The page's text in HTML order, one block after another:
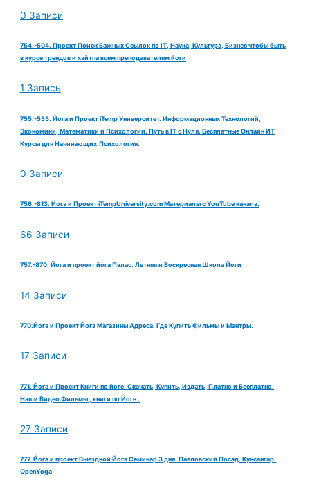
0 Записи
754.-504. Проект Поиск Важных Ссылок по IT, Наука, Культура, Бизнес чтобы быть
в курсе трендов и хайтпа всем преподавателям йоги
1 Запись
755.-555. Йога и Проект iTemp Университет. Информационных Технологий,
Экономики, Математики и Психологии. Путь в IT с Нуля. Бесплатные Онлайн ИТ
Курсы для Начинающих.Психология.
0 Записи
756.-813. Йога и Проект iTempUniversity.com Материалы с YouTube канала.
66 Записи
757.-870. Йога и проект йога Пэлас. Летняя и Воскресная Школа Йоги
14 Записи
770.Йога и Проект Йога Магазины Адреса. Где Купить Фильмы и Мантры.
17 Записи
771. Йога и Проект Книги по йоге. Скачать, Купить, Издать, Платно и Бесплатно.
Наши Видео Фильмы , книги по Йоге .
27 Записи
777. Йога и проект Выездной Йога Семинар 3 дня. Павловский Посад. Кунсангар.
OpenYoga